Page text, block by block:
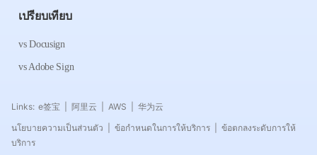
เปรียบเทียบ
vs Docusign
vs Adobe Sign
Links: e签宝 阿里云 AWS
华为云
นโยบายความเป็นส่วนตัว
ข้อกำหนดในการให้บริการ
ข้อตกลงระดับการให้
บริการ